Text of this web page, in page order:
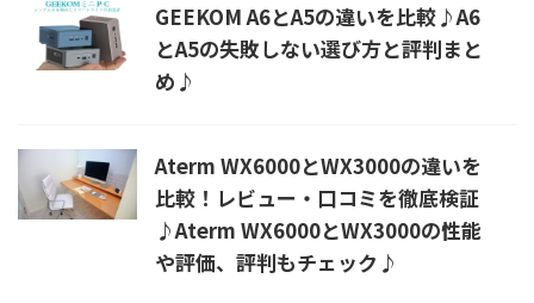
GEEKOM A6とA5の違いを比較♪A6
とA5の失敗しない選び方と評判まと
め♪
Aterm WX6000とWX3000の違いを
比較！レビュー・口コミを徹底検証
♪Aterm WX6000とWX3000の性能
や評価、評判もチェック♪